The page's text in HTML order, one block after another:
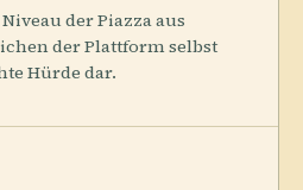
der Piazza aus
der Plattform selbst
Hürde dar.